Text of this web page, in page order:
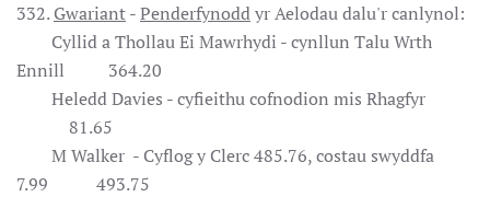
332.Gwariant-Penderfynoddyr Aelodau dalu'r canlynol:
Cyllid a Thollau Ei Mawrhydi - cynllun Talu Wrth
Ennill 364.20
Heledd Davies - cyfieithu cofnodion mis Rhagfyr
81.65
M Walker - Cyflog y Clerc 485.76, costau swyddfa
7.99 493.75